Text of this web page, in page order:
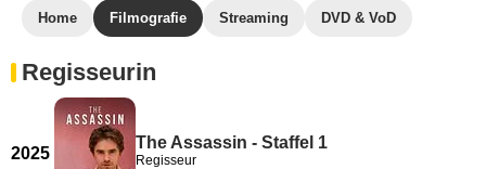
Home Filmografie Streaming DVD & VoD
Regisseurin
2025
The Assassin - Staffel 1
Regisseur